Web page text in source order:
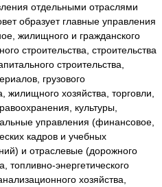
отдельными отраслями
образует главные управления
жилищного и гражданского
строительства, строительства
строительства,
грузового
жилищного хозяйства, торговли,
культуры,
управления (финансовое,
кадров и учебных
и отраслевые (дорожного
топливно-энергетического
хозяйства,